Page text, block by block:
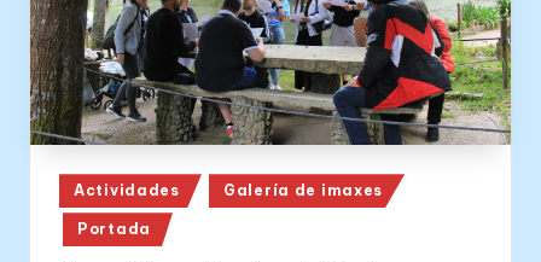
Posted
in
Actividades Galería de imaxes
Portada